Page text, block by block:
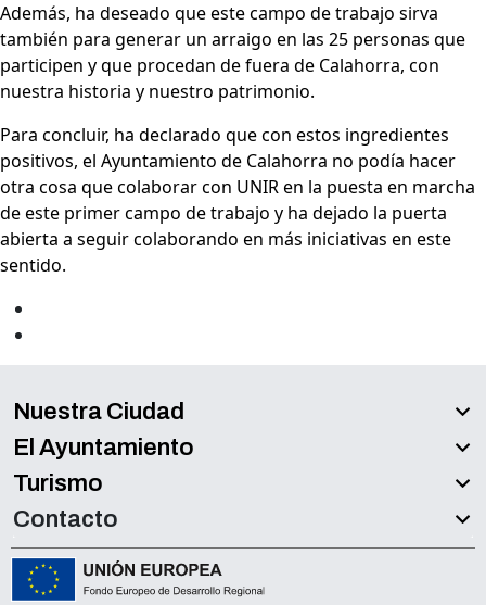
Además, ha deseado que este campo de trabajo sirva
también para generar un arraigo en las 25 personas que
participen y que procedan de fuera de Calahorra, con
nuestra historia y nuestro patrimonio.
Para concluir, ha declarado que con estos ingredientes
positivos, el Ayuntamiento de Calahorra no podía hacer
otra cosa que colaborar con UNIR en la puesta en marcha
de este primer campo de trabajo y ha dejado la puerta
abierta a seguir colaborando en más iniciativas en este
sentido.
Nuestra Ciudad
El Ayuntamiento
Turismo
Contacto